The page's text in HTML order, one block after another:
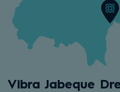
Vibra Jabeque